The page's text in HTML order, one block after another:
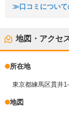
≫口コミについて
地図・アクセ
所在地
東京都練馬区貫井
地図